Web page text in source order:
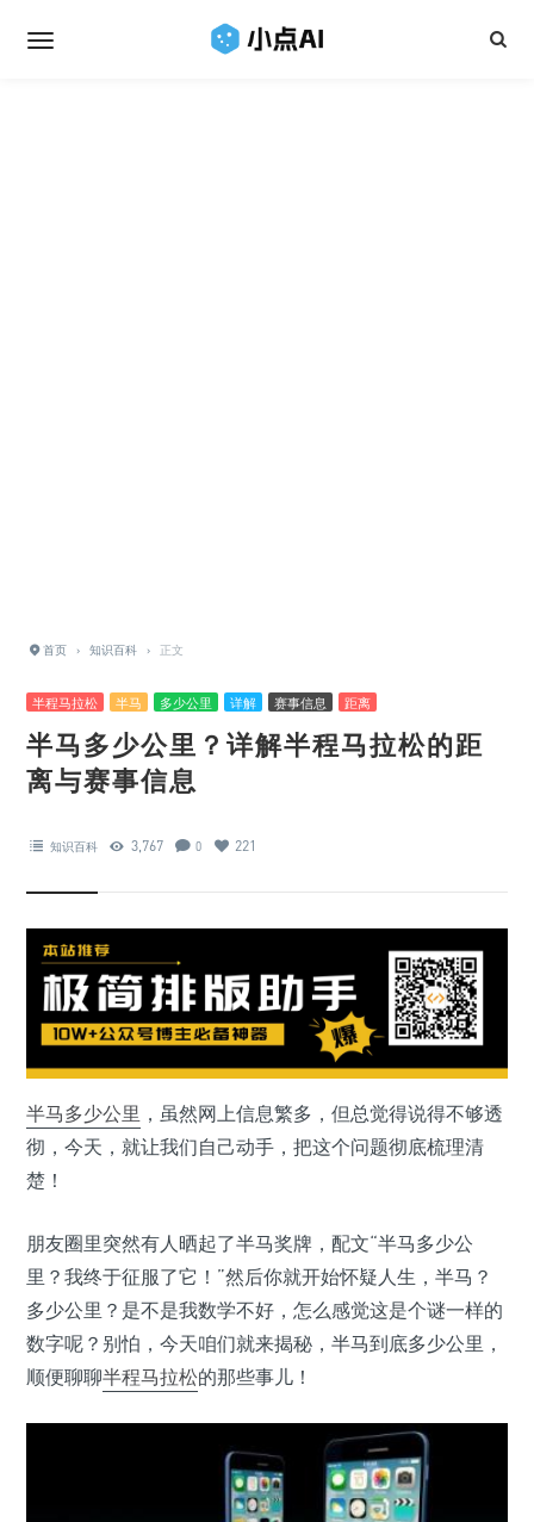
首页 › 知识百科 › 正文
半程马拉松 半马 多少公里 详解 赛事信息 距离
半马多少公里？详解半程马拉松的距
离与赛事信息
知识百科 3,767 0 221
半马多少公里 ，虽然网上信息繁多，但总觉得说得不够透
彻，今天，就让我们自己动手，把这个问题彻底梳理清
楚！
朋友圈里突然有人晒起了半马奖牌，配文“半马多少公
里？我终于征服了它！”然后你就开始怀疑人生，半马？
多少公里？是不是我数学不好，怎么感觉这是个谜一样的
数字呢？别怕，今天咱们就来揭秘，半马到底多少公里，
顺便聊聊半程马拉松的那些事儿！